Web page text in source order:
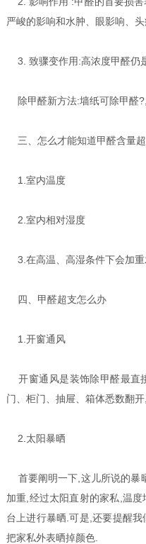
严峻的影响和水肿、眼影响、头
3. 致骤变作用:高浓度甲醛仍
除甲醛新方法:墙纸可除甲醛
三、怎么才能知道甲醛含量
1.室内温度
2.室内相对湿度
3.在高温、高湿条件下会加重
四、甲醛超支怎么办
1.开窗通风
开窗通风是装饰除甲醛最直
门、柜门、抽屉、箱体悉数翻
2.太阳暴晒
首要阐明一下,这儿所说的暴
加重,经过太阳直射的家私,温
台上进行暴晒.可是,还要提醒
把家私外表晒掉颜色.